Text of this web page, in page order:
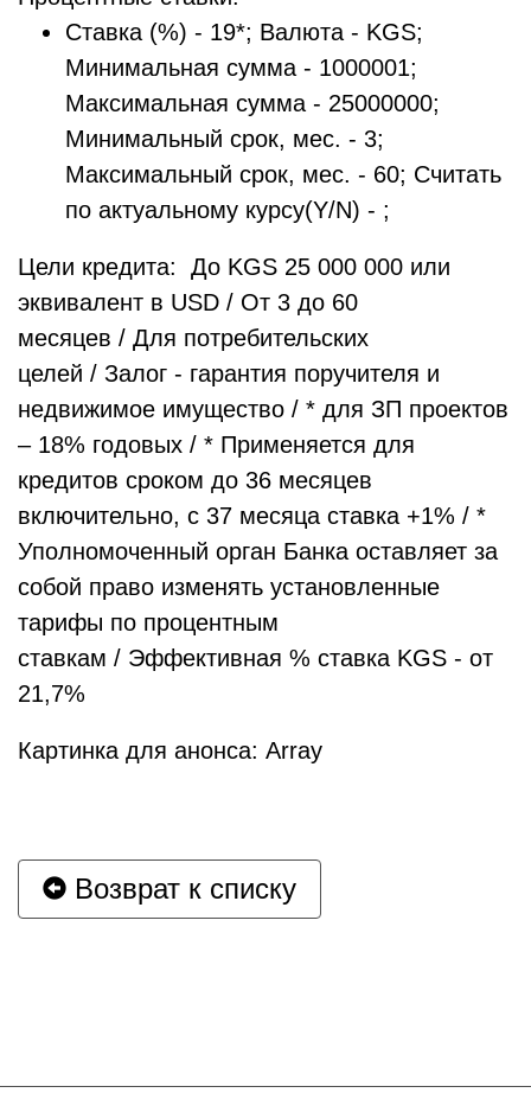
Ставка (%) - 19*; Валюта - KGS;
Минимальная сумма - 1000001;
Максимальная сумма - 25000000;
Минимальный срок, мес. - 3;
Максимальный срок, мес. - 60; Считать
по актуальному курсу(Y/N) - ;
Цели кредита: До KGS 25 000 000 или
эквивалент в USD / От 3 до 60
месяцев / Для потребительских
целей / Залог - гарантия поручителя и
недвижимое имущество / * для ЗП проектов
– 18% годовых / * Применяется для
кредитов сроком до 36 месяцев
включительно, с 37 месяца ставка +1% / *
Уполномоченный орган Банка оставляет за
собой право изменять установленные
тарифы по процентным
ставкам / Эффективная % ставка KGS - от
21,7%
Картинка для анонса: Array
Возврат к списку